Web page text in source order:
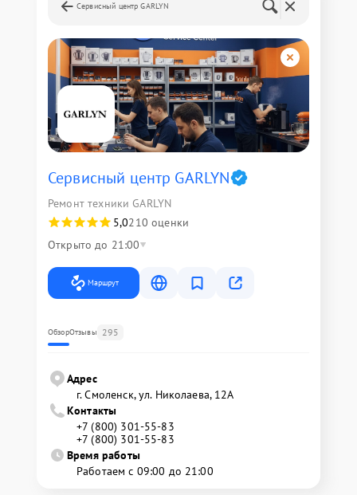
Сервисный центр GARLYN
Сервисный центр GARLYN
Ремонт техники GARLYN
5,0210 оценки
Открыто до 21:00
Маршрут
ОбзорОтзывы 295
Адрес
г. Смоленск, ул. Николаева, 12А
Контакты
+7 (800) 301-55-83
+7 (800) 301-55-83
Время работы
Работаем с 09:00 до 21:00